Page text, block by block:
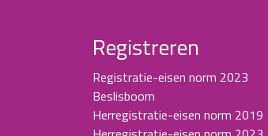
Registreren
Registratie-eisen norm 2023
Beslisboom
Herregistratie-eisen norm 2019